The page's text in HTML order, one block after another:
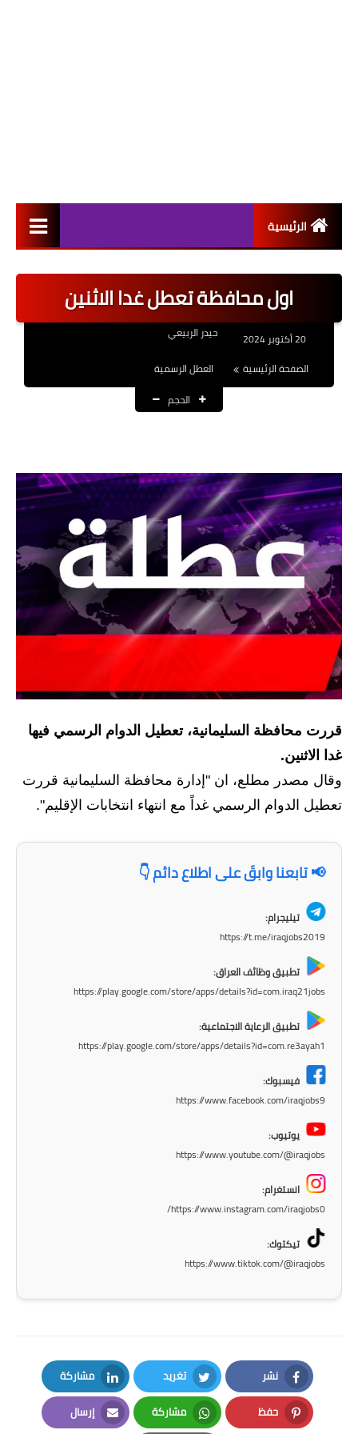
الرئيسية
اخبار القطاع العام
نتائج التعيينات
العقود والاجور اليومية
الرواتب
القروض والسلف
المنح المالية
قطع الاراضي
اخبار العراق
الاخبار الاقتصادية
الاخبار الرياضية
المدارس
المرحلة الاعدادية
اسئلة وزارية
المرحلة الاعدادية
المرحلة الابتدائية
المرحلة المتوسطة
اول محافظة تعطل غدا الاثنين
20 أكتوبر 2024
حيدر الربيعي
الصفحة الرئيسية
العطل الرسمية
الحجم
قررت محافظة السليمانية، تعطيل الدوام الرسمي فيها
غدا الاثنين.
وقال مصدر مطلع، ان "إدارة محافظة السليمانية قررت
تعطيل الدوام الرسمي غداً مع انتهاء انتخابات الإقليم".
📢 تابعنا وابقَ على اطلاع دائم 👇
تيليجرام:
https://t.me/iraqjobs2019
تطبيق وظائف العراق:
https://play.google.com/store/apps/details?id=com.iraq21jobs
تطبيق الرعاية الاجتماعية:
https://play.google.com/store/apps/details?id=com.re3ayah1
فيسبوك:
https://www.facebook.com/iraqjobs9
يوتيوب:
https://www.youtube.com/@iraqjobs
انستغرام:
https://www.instagram.com/iraqjobs0/
تيكتوك:
https://www.tiktok.com/@iraqjobs
نشر
Facebook
تغريد
Twitter
مشاركة
LinkedIn
حفظ مشاركة إرسال